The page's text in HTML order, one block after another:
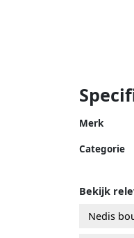
Merk
Categorie
Bekijk
Nedis